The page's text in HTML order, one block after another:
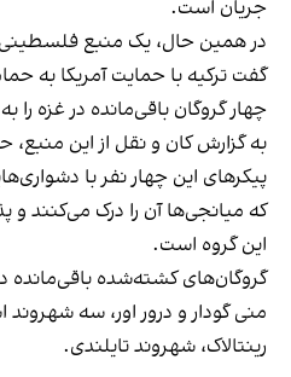
جریان است.
در همین حال، یک منبع فلسطینی
گفت ترکیه با حمایت آمریکا به
چهار گروگان باقی‌مانده در غزه را
به گزارش کان و نقل از این منبع،
پیکرهای این چهار نفر با
که میانجی‌ها آن را درک می‌کنند و
این گروه است.
گروگان‌های کشته‌شده باقی‌مانده در
منی گودار و درور اور، سه
رینتالاک، شهروند تایلندی.